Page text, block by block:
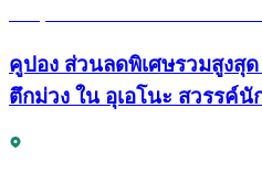
คูปอง ส่วนลดพิเศษรวมสูงสุ
ตึกม่วง ใน อุเอโนะ สวรรค์